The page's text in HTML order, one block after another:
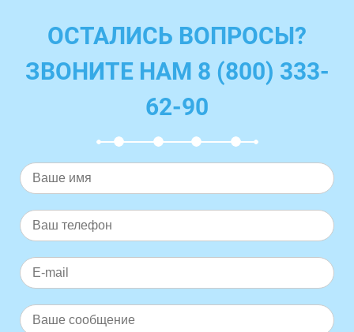
ОСТАЛИСЬ ВОПРОСЫ?
ЗВОНИТЕ НАМ 8 (800) 333-
62-90